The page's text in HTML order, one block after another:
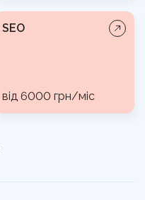
SEO
від 6000 грн/міс